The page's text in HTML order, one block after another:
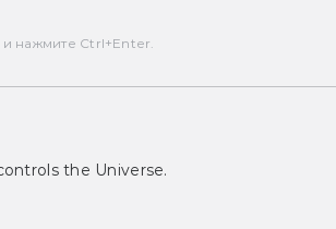
нажмите Ctrl+Enter.
the Universe.